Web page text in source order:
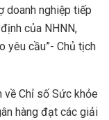
doanh nghiệp tiếp
của NHNN,
yêu cầu”- Chủ tịch
về Chỉ số Sức khỏe
hàng đạt các giải